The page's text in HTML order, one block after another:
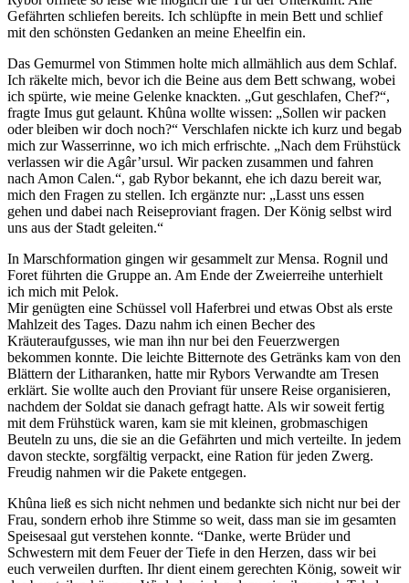
Gefährten schliefen bereits. Ich schlüpfte in mein Bett und schlief
mit den schönsten Gedanken an meine Eheelfin ein.
Das Gemurmel von Stimmen holte mich allmählich aus dem Schlaf.
Ich räkelte mich, bevor ich die Beine aus dem Bett schwang, wobei
ich spürte, wie meine Gelenke knackten. „Gut geschlafen, Chef?“,
fragte Imus gut gelaunt. Khûna wollte wissen: „Sollen wir packen
oder bleiben wir doch noch?“ Verschlafen nickte ich kurz und begab
mich zur Wasserrinne, wo ich mich erfrischte. „Nach dem Frühstück
verlassen wir die Agâr’ursul. Wir packen zusammen und fahren
nach Amon Calen.“, gab Rybor bekannt, ehe ich dazu bereit war,
mich den Fragen zu stellen. Ich ergänzte nur: „Lasst uns essen
gehen und dabei nach Reiseproviant fragen. Der König selbst wird
uns aus der Stadt geleiten.“
In Marschformation gingen wir gesammelt zur Mensa. Rognil und
Foret führten die Gruppe an. Am Ende der Zweierreihe unterhielt
ich mich mit Pelok.
Mir genügten eine Schüssel voll Haferbrei und etwas Obst als erste
Mahlzeit des Tages. Dazu nahm ich einen Becher des
Kräuteraufgusses, wie man ihn nur bei den Feuerzwergen
bekommen konnte. Die leichte Bitternote des Getränks kam von den
Blättern der Litharanken, hatte mir Rybors Verwandte am Tresen
erklärt. Sie wollte auch den Proviant für unsere Reise organisieren,
nachdem der Soldat sie danach gefragt hatte. Als wir soweit fertig
mit dem Frühstück waren, kam sie mit kleinen, grobmaschigen
Beuteln zu uns, die sie an die Gefährten und mich verteilte. In jedem
davon steckte, sorgfältig verpackt, eine Ration für jeden Zwerg.
Freudig nahmen wir die Pakete entgegen.
Khûna ließ es sich nicht nehmen und bedankte sich nicht nur bei der
Frau, sondern erhob ihre Stimme so weit, dass man sie im gesamten
Speisesaal gut verstehen konnte. “Danke, werte Brüder und
Schwestern mit dem Feuer der Tiefe in den Herzen, dass wir bei
euch verweilen durften. Ihr dient einem gerechten König, soweit wir